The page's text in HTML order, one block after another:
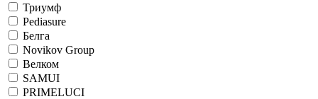
Триумф
Pediasure
Белга
Novikov Group
Велком
SAMUI
PRIMELUCI